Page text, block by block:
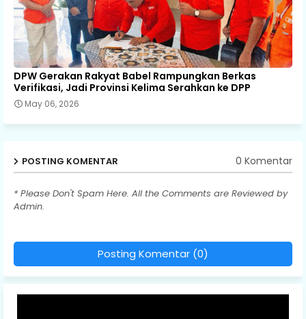
DPW Gerakan Rakyat Babel Rampungkan Berkas
Verifikasi, Jadi Provinsi Kelima Serahkan ke DPP
May 06, 2026
POSTING KOMENTAR 0 Komentar
* Please Don't Spam Here. All the Comments are Reviewed by
Admin.
Posting Komentar (0)